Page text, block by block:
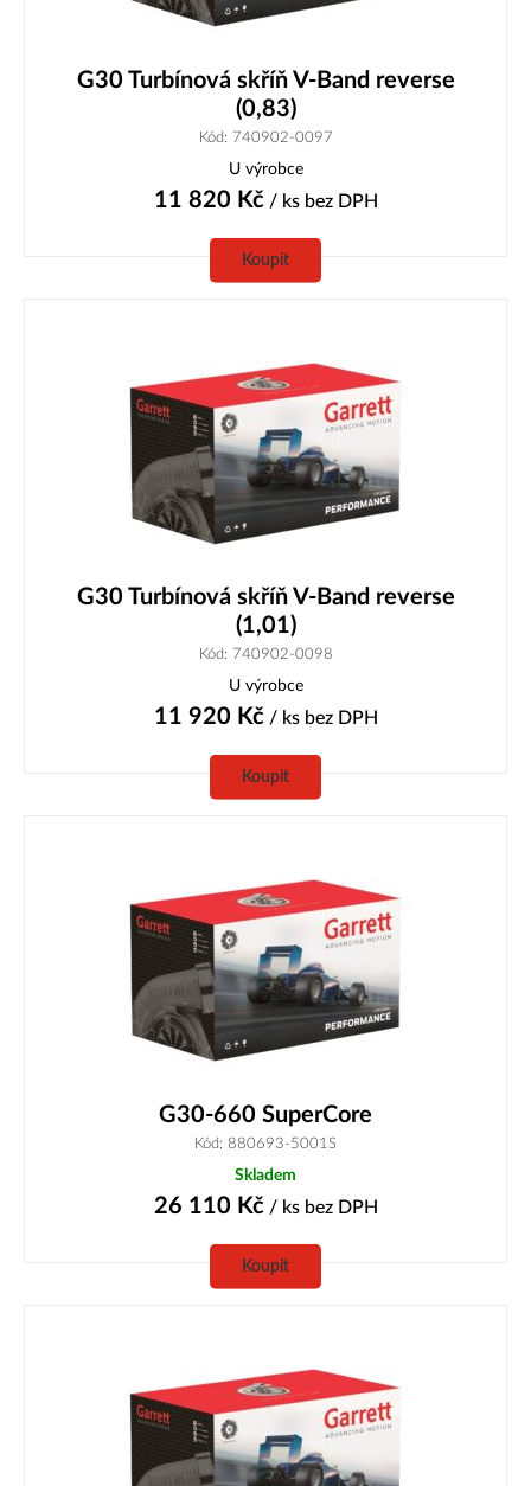
G30 Turbínová skříň V-Band reverse
(0,83)
Kód: 740902-0097
U výrobce
11 820 Kč/ ks bez DPH
Koupit
G30 Turbínová skříň V-Band reverse
(1,01)
Kód: 740902-0098
U výrobce
11 920 Kč/ ks bez DPH
Koupit
G30-660 SuperCore
Kód: 880693-5001S
Skladem
26 110 Kč/ ks bez DPH
Koupit